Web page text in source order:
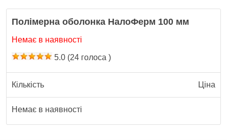
Полімерна оболонка НалоФерм 100 мм
Немає в наявності
5.0 (24 голоса )
Кількість Ціна
Немає в наявності